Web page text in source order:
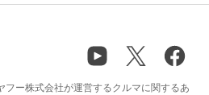
ー株式会社が運営するクルマに関するあ